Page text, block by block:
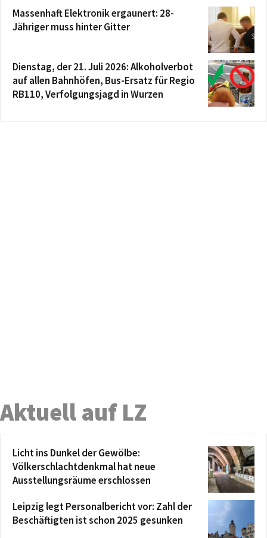
Massenhaft Elektronik ergaunert: 28-
Jähriger muss hinter Gitter
Dienstag, der 21. Juli 2026: Alkoholverbot
auf allen Bahnhöfen, Bus-Ersatz für Regio
RB110, Verfolgungsjagd in Wurzen
Aktuell auf LZ
Licht ins Dunkel der Gewölbe:
Völkerschlachtdenkmal hat neue
Ausstellungsräume erschlossen
Leipzig legt Personalbericht vor: Zahl der
Beschäftigten ist schon 2025 gesunken